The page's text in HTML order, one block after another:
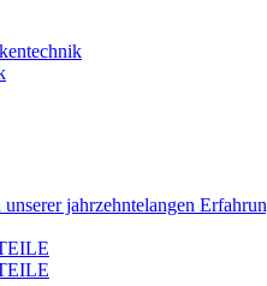
jahrzehntelangen